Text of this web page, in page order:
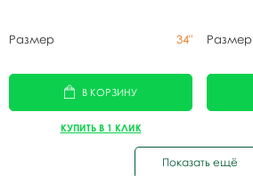
Размер 34"
В КОРЗИНУ
КУПИТЬ В 1 КЛИК
Размер
Показать ещё